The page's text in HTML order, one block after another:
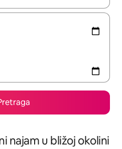
najam u bližoj okolini